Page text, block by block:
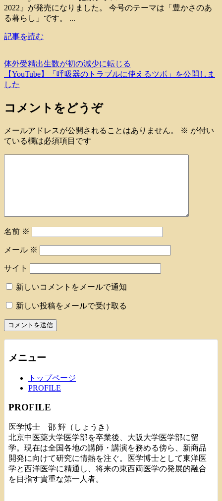
2022』が発売になりました。 今号のテーマは「豊かさのあ
る暮らし」です。 ...
記事を読む
体外受精出生数が初の減少に転じる
【YouTube】「呼吸器のトラブルに使えるツボ」を公開しま
した
コメントをどうぞ
メールアドレスが公開されることはありません。 ※ が付い
ている欄は必須項目です
名前 ※
メール ※
サイト
新しいコメントをメールで通知
新しい投稿をメールで受け取る
メニュー
トップページ
PROFILE
PROFILE
医学博士 邵 輝（しょうき）
北京中医薬大学医学部を卒業後、大阪大学医学部に留
学。現在は全国各地の講師・講演を務める傍ら、新商品
開発に向けて研究に情熱を注ぐ。医学博士として東洋医
学と西洋医学に精通し、将来の東西両医学の発展的融合
を目指す貴重な第一人者。